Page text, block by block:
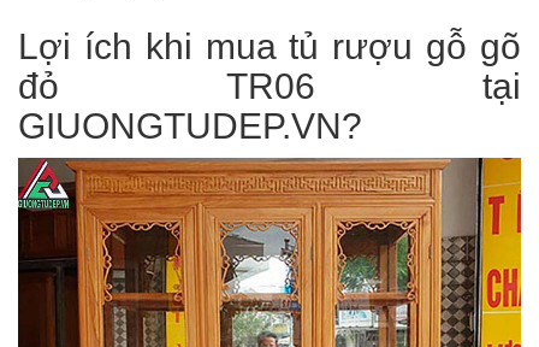
Lợi ích khi mua tủ rượu gỗ gõ
đỏ TR06 tại
GIUONGTUDEP.VN?